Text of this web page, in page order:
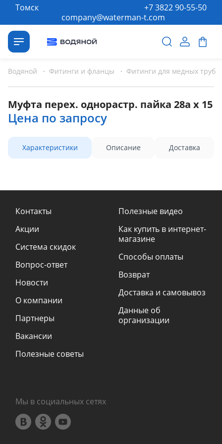
Томск
company@waterman-t.com
+7 3822 90-55-50
Водяной · Фитинги и фланцы · Фитинги для медных труб
Муфта перех. однорастр. пайка 28а х 15
Цена по запросу
Характеристики Описание Доставка
Контакты
Акции
Система скидок
Вопрос-ответ
Новости
О компании
Партнеры
Вакансии
Полезные советы
Полезные видео
Как купить в интернет-
магазине
Способы оплаты
Возврат
Доставка и самовывоз
Данные об
организации
Мы в социальных сетях